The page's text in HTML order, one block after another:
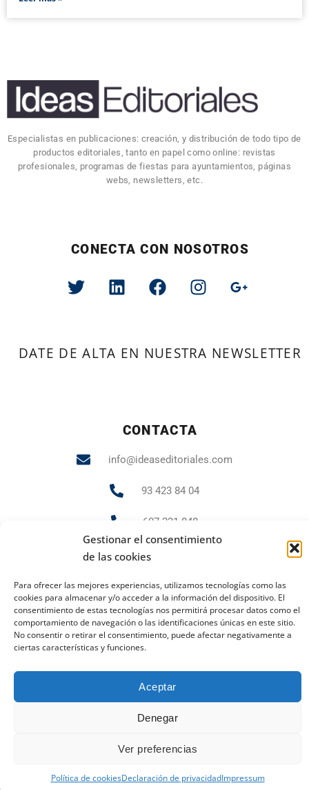
Gestionar el consentimiento
de las cookies
Para ofrecer las mejores experiencias, utilizamos tecnologías como las
cookies para almacenar y/o acceder a la información del dispositivo. El
consentimiento de estas tecnologías nos permitirá procesar datos como el
comportamiento de navegación o las identificaciones únicas en este sitio.
No consentir o retirar el consentimiento, puede afectar negativamente a
ciertas características y funciones.
Aceptar
Denegar
Ver preferencias
Política de cookiesDeclaración de privacidadImpressum
Especialistas en publicaciones: creación, y distribución de todo tipo de
productos editoriales, tanto en papel como online: revistas
profesionales, programas de fiestas para ayuntamientos, páginas
webs, newsletters, etc.
CONECTA CON NOSOTROS
DATE DE ALTA EN NUESTRA NEWSLETTER
CONTACTA
info@ideaseditoriales.com
93 423 84 04
607 231 848
andrea.gr@ideaseditoriales.com